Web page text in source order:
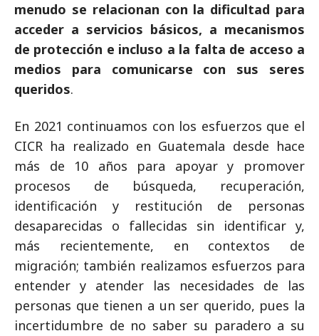
menudo se relacionan con la dificultad para
acceder a servicios básicos, a mecanismos
de protección e incluso a la falta de acceso a
medios para comunicarse con sus seres
queridos.
En 2021 continuamos con los esfuerzos que el
CICR ha realizado en Guatemala desde hace
más de 10 años para apoyar y promover
procesos de búsqueda, recuperación,
identificación y restitución de personas
desaparecidas o fallecidas sin identificar y,
más recientemente, en contextos de
migración; también realizamos esfuerzos para
entender y atender las necesidades de las
personas que tienen a un ser querido, pues la
incertidumbre de no saber su paradero a su